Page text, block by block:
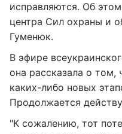
исправляются. Об
центра Сил охраны и
Гуменюк.
В эфире
она рассказала о том,
каких-либо новых
Продолжается
"К сожалению, тот